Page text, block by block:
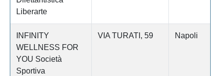
Liberarte
INFINITY
WELLNESS FOR
YOU Società
Sportiva
VIA TURATI, 59 Napoli